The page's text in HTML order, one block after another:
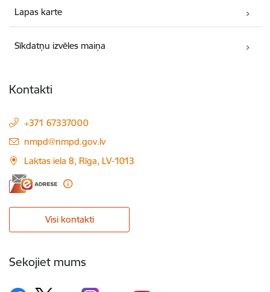
Lapas karte
Sīkdatņu izvēles maiņa
Kontakti
+371 67337000
E-pasts:
nmpd@nmpd.gov.lv
Laktas iela 8, Rīga, LV-1013
Visi kontakti
Sekojiet mums